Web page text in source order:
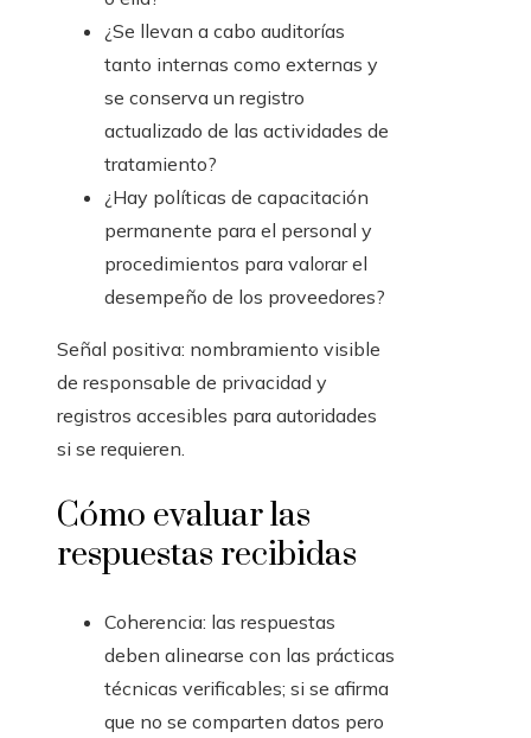
¿Se llevan a cabo auditorías
tanto internas como externas y
se conserva un registro
actualizado de las actividades de
tratamiento?
¿Hay políticas de capacitación
permanente para el personal y
procedimientos para valorar el
desempeño de los proveedores?
Señal positiva: nombramiento visible
de responsable de privacidad y
registros accesibles para autoridades
si se requieren.
Cómo evaluar las
respuestas recibidas
Coherencia: las respuestas
deben alinearse con las prácticas
técnicas verificables; si se afirma
que no se comparten datos pero